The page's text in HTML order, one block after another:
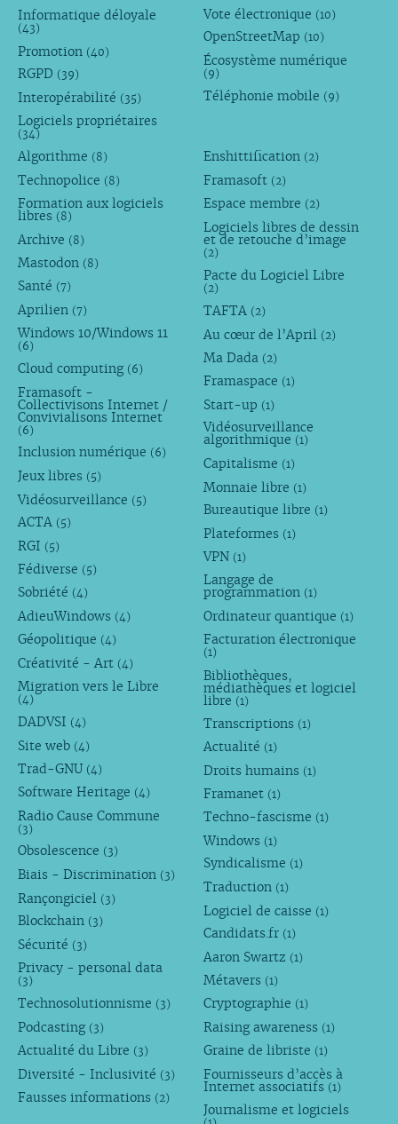
Informatique déloyale
(43)
Promotion (40)
RGPD (39)
Interopérabilité (35)
Logiciels propriétaires
(34)
Vote électronique (10)
OpenStreetMap (10)
Écosystème numérique
(9)
Téléphonie mobile (9)
Algorithme (8)
Technopolice (8)
Formation aux logiciels
libres (8)
Archive (8)
Mastodon (8)
Santé (7)
Aprilien (7)
Windows 10/Windows 11
(6)
Cloud computing (6)
Framasoft -
Collectivisons Internet /
Convivialisons Internet
(6)
Inclusion numérique (6)
Jeux libres (5)
Vidéosurveillance (5)
ACTA (5)
RGI (5)
Fédiverse (5)
Sobriété (4)
AdieuWindows (4)
Géopolitique (4)
Créativité - Art (4)
Migration vers le Libre
(4)
DADVSI (4)
Site web (4)
Trad-GNU (4)
Software Heritage (4)
Radio Cause Commune
(3)
Obsolescence (3)
Biais - Discrimination (3)
Rançongiciel (3)
Blockchain (3)
Sécurité (3)
Privacy - personal data
(3)
Technosolutionnisme (3)
Podcasting (3)
Actualité du Libre (3)
Diversité - Inclusivité (3)
Fausses informations (2)
Enshittification (2)
Framasoft (2)
Espace membre (2)
Logiciels libres de dessin
et de retouche d’image
(2)
Pacte du Logiciel Libre
(2)
TAFTA (2)
Au cœur de l’April (2)
Ma Dada (2)
Framaspace (1)
Start-up (1)
Vidéosurveillance
algorithmique (1)
Capitalisme (1)
Monnaie libre (1)
Bureautique libre (1)
Plateformes (1)
VPN (1)
Langage de
programmation (1)
Ordinateur quantique (1)
Facturation électronique
(1)
Bibliothèques,
médiathèques et logiciel
libre (1)
Transcriptions (1)
Actualité (1)
Droits humains (1)
Framanet (1)
Techno-fascisme (1)
Windows (1)
Syndicalisme (1)
Traduction (1)
Logiciel de caisse (1)
Candidats.fr (1)
Aaron Swartz (1)
Métavers (1)
Cryptographie (1)
Raising awareness (1)
Graine de libriste (1)
Fournisseurs d’accès à
Internet associatifs (1)
Journalisme et logiciels